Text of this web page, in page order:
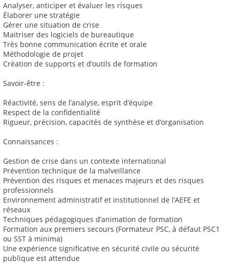
Analyser, anticiper et évaluer les risques
Élaborer une stratégie
Gérer une situation de crise
Maitriser des logiciels de bureautique
Très bonne communication écrite et orale
Méthodologie de projet
Création de supports et d’outils de formation
Savoir-être :
Réactivité, sens de l’analyse, esprit d’équipe
Respect de la confidentialité
Rigueur, précision, capacités de synthèse et d’organisation
Connaissances :
Gestion de crise dans un contexte international
Prévention technique de la malveillance
Prévention des risques et menaces majeurs et des risques
professionnels
Environnement administratif et institutionnel de l’AEFE et
réseaux
Techniques pédagogiques d’animation de formation
Formation aux premiers secours (Formateur PSC, à défaut PSC1
ou SST à minima)
Une expérience significative en sécurité civile ou sécurité
publique est attendue